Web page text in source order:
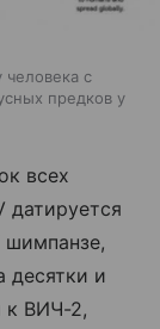
с
предков у
всех
датируется
шимпанзе,
десятки и
к ВИЧ-2,